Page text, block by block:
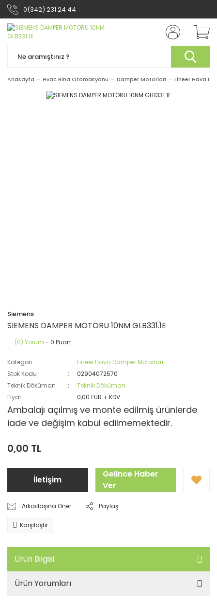
0(342) 231 24 44
Anasayfa Hvac Bina Otomasyonu Damper Motorları Lineer Hava
Siemens
SIEMENS DAMPER MOTORU 10NM GLB331.1E
(0) Yorum - 0 Puan
Kategori
Lineer Hava Damper Motorları
Stok Kodu
02904072570
Teknik Döküman
Teknik Döküman
Fiyat
0,00 EUR + KDV
Ambalajı açılmış ve monte edilmiş ürünlerde
iade ve değişim kabul edilmemektedir.
0,00 TL
İletişim
Gelince Haber
Ver
Arkadaşına Öner Paylaş
Karşılaştır
Ürün Bilgisi
Ürün Yorumları